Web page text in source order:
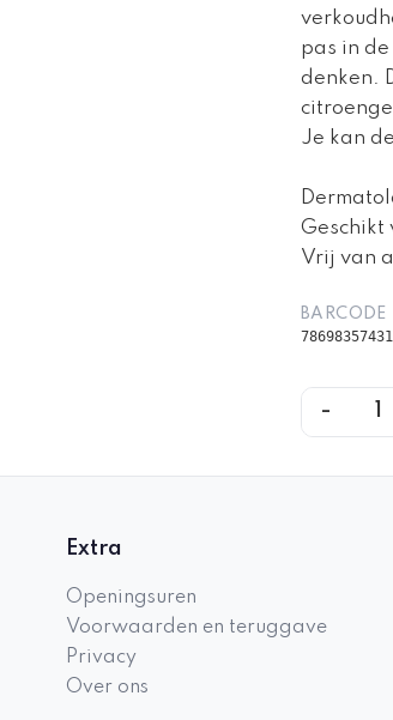
pas in
denken.
Je kan
Geschikt
Vrij van
BARCODE
-
Extra
Openingsuren
Voorwaarden en teruggave
Privacy
Over ons